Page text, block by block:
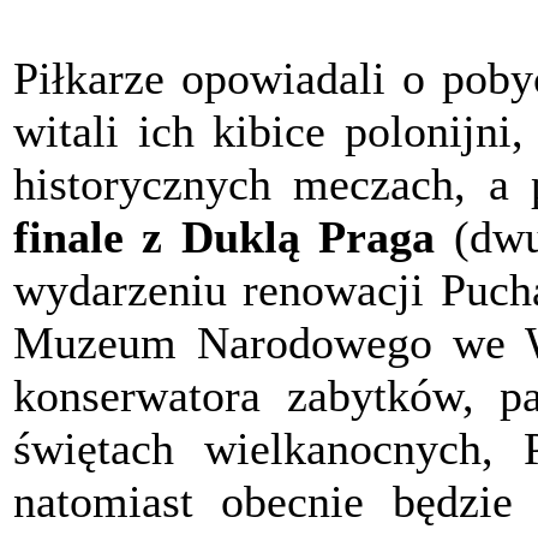
Piłkarze opowiadali o
witali ich kibice polonijni,
historycznych meczach,
finale z Duklą Praga
wydarzeniu renowacji
Muzeum Narodowego we
konserwatora zabytków,
świętach
natomiast obecnie